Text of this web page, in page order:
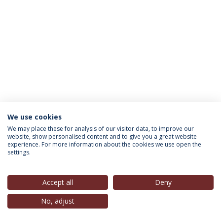
INFORMAÇÃO PARA
We use cookies
We may place these for analysis of our visitor data, to improve our
website, show personalised content and to give you a great website
experience. For more information about the cookies we use open the
settings.
Accept all
Deny
No, adjust